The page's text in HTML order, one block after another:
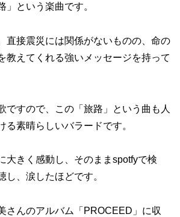
」という楽曲です。
直接震災には関係がないものの、命の
教えてくれる強いメッセージを持って
ですので、この「旅路」という曲も人
る素晴らしいバラードです。
大きく感動し、そのままspotfyで検
し、涙したほどです。
さんのアルバム「PROCEED」に収